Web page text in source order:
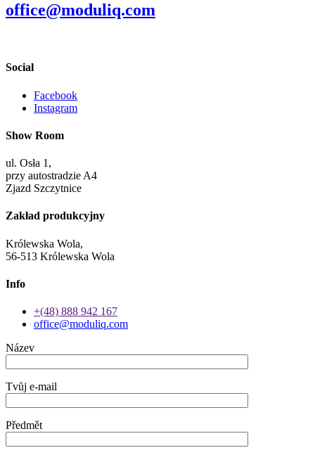
office@moduliq.com
Social
Facebook
Instagram
Show Room
ul. Osła 1,
przy autostradzie A4
Zjazd Szczytnice
Zakład produkcyjny
Królewska Wola,
56-513 Królewska Wola
Info
+(48) 888 942 167
office@moduliq.com
Název
Tvůj e-mail
Předmět